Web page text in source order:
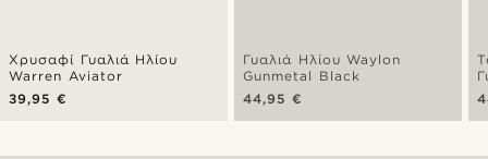
Χρυσαφί Γυαλιά Ηλίου
Warren Aviator
39,95 €
Γυαλιά Ηλίου Waylon
Gunmetal Black
44,95 €